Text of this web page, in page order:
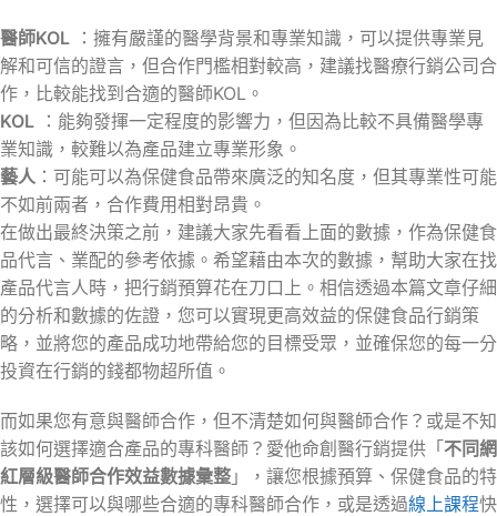
醫師KOL ：擁有嚴謹的醫學背景和專業知識，可以提供專業見
解和可信的證言，但合作門檻相對較高，建議找醫療行銷公司合
作，比較能找到合適的醫師KOL。
KOL ：能夠發揮一定程度的影響力，但因為比較不具備醫學專
業知識，較難以為產品建立專業形象。
藝人 ：可能可以為保健食品帶來廣泛的知名度，但其專業性可能
不如前兩者，合作費用相對昂貴。
在做出最終決策之前，建議大家先看看上面的數據，作為保健食
品代言、業配的參考依據。希望藉由本次的數據，幫助大家在找
產品代言人時，把行銷預算花在刀口上。相信透過本篇文章仔細
的分析和數據的佐證，您可以實現更高效益的保健食品行銷策
略，並將您的產品成功地帶給您的目標受眾，並確保您的每一分
投資在行銷的錢都物超所值。
而如果您有意與醫師合作，但不清楚如何與醫師合作？或是不知
該如何選擇適合產品的專科醫師？愛他命創醫行銷提供「不同網
紅層級醫師合作效益數據彙整 」，讓您根據預算、保健食品的特
性，選擇可以與哪些合適的專科醫師合作，或是透過線上課程快